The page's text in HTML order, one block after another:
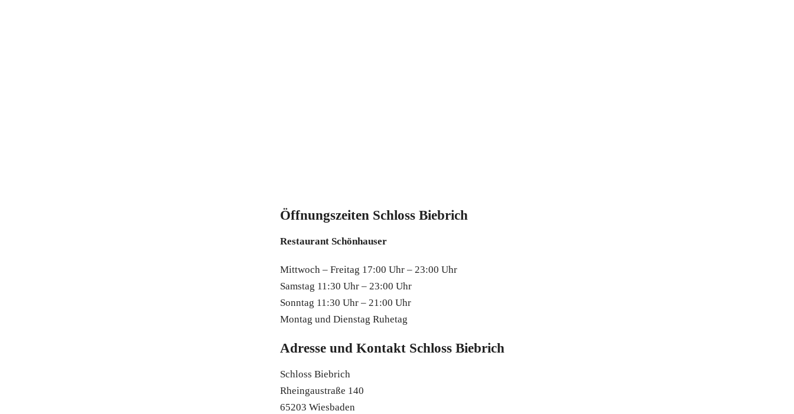
Öffnungszeiten Schloss Biebrich
Restaurant Schönhauser
Mittwoch – Freitag 17:00 Uhr – 23:00 Uhr
Samstag 11:30 Uhr – 23:00 Uhr
Sonntag 11:30 Uhr – 21:00 Uhr
Montag und Dienstag Ruhetag
Adresse und Kontakt Schloss Biebrich
Schloss Biebrich
Rheingaustraße 140
65203 Wiesbaden